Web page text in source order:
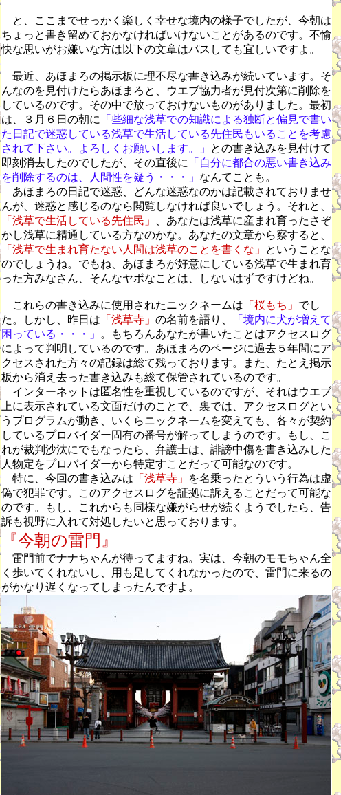
と、ここまでせっかく楽しく幸せな境内の様子でしたが、今朝は
ちょっと書き留めておかなければいけないことがあるのです。不愉
快な思いがお嫌いな方は以下の文章はパスしても宜しいですよ。
最近、あほまろの掲示板に理不尽な書き込みが続いています。そ
んなのを見付けたらあほまろと、ウエブ協力者が見付次第に削除を
しているのです。その中で放っておけないものがありました。最初
は、３月６日の朝に 「些細な浅草での知識による独断と偏見で書い
た日記で迷惑している浅草で生活している先住民もいることを考慮
されて下さい。よろしくお願いします。」
との書き込みを見付けて
即刻消去したのでしたが、その直後に 「自分に都合の悪い書き込み
を削除するのは、人間性を疑う・・・」 なんてことも。
あほまろの日記で迷惑、どんな迷惑なのかは記載されておりませ
んが、迷惑と感じるのなら閲覧しなければ良いでしょう。それと、
「浅草で生活している先住民」
、あなたは浅草に産まれ育ったさぞ
かし浅草に精通している方なのかな。あなたの文章から察すると、
「浅草で生まれ育たない人間は浅草のことを書くな」
ということな
のでしょうね。でもね、あほまろが好意にしている浅草で生まれ育
った方みなさん、そんなヤボなことは、しないはずですけどね。
これらの書き込みに使用されたニックネームは 「桜もち」 でし
た。しかし、昨日は 「浅草寺」 の名前を語り、
「境内に犬が増えて
困っている・・・」
。もちろんあなたが書いたことはアクセスログ
によって判明しているのです。あほまろのページに過去５年間にア
クセスされた方々の記録は総て残っております。また、たとえ掲示
板から消え去った書き込みも総て保管されているのです。
インターネットは匿名性を重視しているのですが、それはウエブ
上に表示されている文面だけのことで、裏では、アクセスログとい
うプログラムが動き、いくらニックネームを変えても、各々が契約
しているプロバイダー固有の番号が解ってしまうのです。もし、こ
れが裁判沙汰にでもなったら、弁護士は、誹謗中傷を書き込みした
人物定をプロバイダーから特定すことだって可能なのです。
特に、今回の書き込みは 「浅草寺」
を名乗ったとういう行為は虚
偽で犯罪です。このアクセスログを証拠に訴えることだって可能な
のです。もし、これからも同様な嫌がらせが続くようでしたら、告
訴も視野に入れて対処したいと思っております。
『今朝の雷門』
雷門前でナナちゃんが待ってますね。実は、今朝のモモちゃん全
く歩いてくれないし、用も足してくれなかったので、雷門に来るの
がかなり遅くなってしまったんですよ。